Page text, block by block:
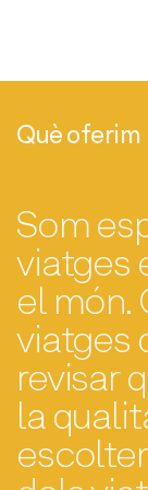
Què oferim
Som
viatges
el món.
viatges
revisar
la